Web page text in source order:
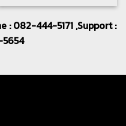
: 082-444-5171 ,Support :